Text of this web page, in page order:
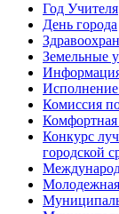
Год Учителя
День города
Земельные
Информация
Исполнение
Комиссия
Комфортная
Конкурс
городской